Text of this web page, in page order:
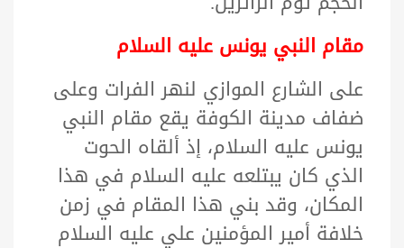
مقام النبي يونس عليه السلام
على الشارع الموازي لنهر الفرات وعلى
ضفاف مدينة الكوفة يقع مقام النبي
يونس عليه السلام، إذ ألقاه الحوت
الذي كان يبتلعه عليه السلام في هذا
المكان، وقد بني هذا المقام في زمن
خلافة أمير المؤمنين علي عليه السلام